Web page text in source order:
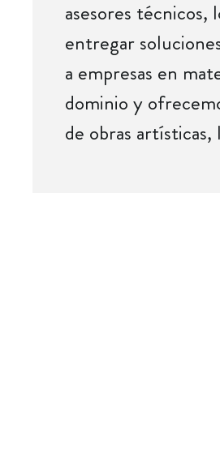
asesores
entregar
a empresas en
dominio y
de obras